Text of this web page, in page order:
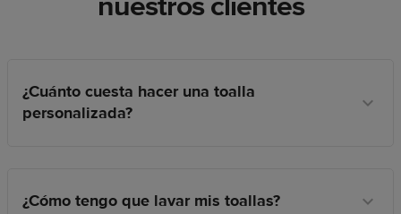
¿Cuánto cuesta hacer una toalla
personalizada?
¿Cómo tengo que lavar mis toallas?